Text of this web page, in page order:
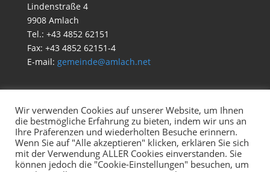
Lindenstraße 4
9908 Amlach
Tel.: +43 4852 62151
Fax: +43 4852 62151-4
E-mail: gemeinde@amlach.net
Service
Impressum & Datenschutz
Cookie Richtlinien
Wir verwenden Cookies auf unserer Website, um Ihnen
die bestmögliche Erfahrung zu bieten, indem wir uns an
Ihre Präferenzen und wiederholten Besuche erinnern.
Wenn Sie auf "Alle akzeptieren" klicken, erklären Sie sich
mit der Verwendung ALLER Cookies einverstanden. Sie
können jedoch die "Cookie-Einstellungen" besuchen, um